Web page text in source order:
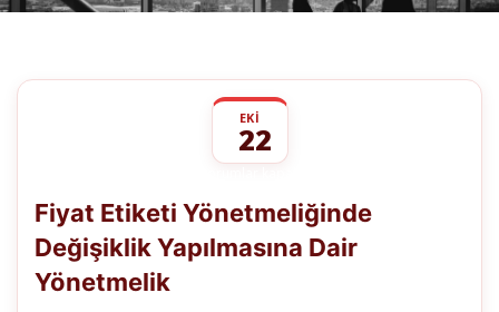
EKI
22
Yönetmeliğinde
Değişiklik
Yapılmasına
Fiyat Etiketi Yönetmeliğinde
Değişiklik Yapılmasına Dair
Yönetmelik